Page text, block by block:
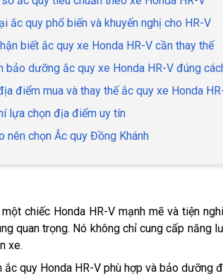
ắc quy phổ biến và khuyến nghị cho HR-V
biết ắc quy xe Honda HR-V cần thay thế
bảo dưỡng ắc quy xe Honda HR-V đúng
điểm mua và thay thế ắc quy xe Honda
lựa chọn địa điểm uy tín
nên chọn Ắc quy Đồng Khánh
chiếc Honda HR-V mạnh mẽ và tiện
quan trọng. Nó không chỉ cung cấp
xe.
ắc quy Honda HR-V phù hợp và bảo